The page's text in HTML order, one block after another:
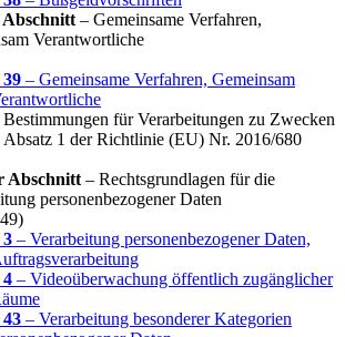
– Gemeinsame Verfahren,
Verantwortliche
39 – Gemeinsame Verfahren, Gemeinsam
Bestimmungen für Verarbeitungen zu Zwecken
1 der Richtlinie (EU) Nr. 2016/680
Abschnitt – Rechtsgrundlagen für die
personenbezogener Daten
3 – Verarbeitung personenbezogener Daten,
4 – Videoüberwachung öffentlich zugänglicher
43 – Verarbeitung besonderer Kategorien